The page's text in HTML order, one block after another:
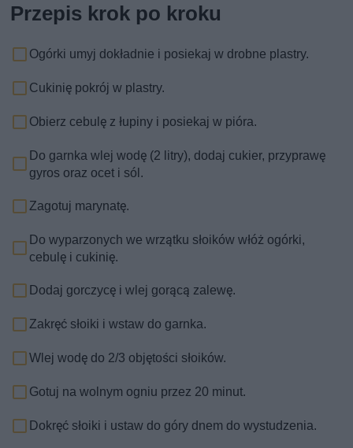
Przepis krok po kroku
Ogórki umyj dokładnie i posiekaj w drobne plastry.
Cukinię pokrój w plastry.
Obierz cebulę z łupiny i posiekaj w pióra.
Do garnka wlej wodę (2 litry), dodaj cukier, przyprawę
gyros oraz ocet i sól.
Zagotuj marynatę.
Do wyparzonych we wrzątku słoików włóż ogórki,
cebulę i cukinię.
Dodaj gorczycę i wlej gorącą zalewę.
Zakręć słoiki i wstaw do garnka.
Wlej wodę do 2/3 objętości słoików.
Gotuj na wolnym ogniu przez 20 minut.
Dokręć słoiki i ustaw do góry dnem do wystudzenia.